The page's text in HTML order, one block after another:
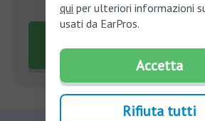
La consulenza è gratuita!
qui per ulteriori informazioni
usati da EarPros.
Accetta
Rifiuta tutti